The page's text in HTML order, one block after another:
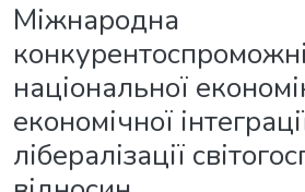
Міжнародна
національної
економічної
лібералізації